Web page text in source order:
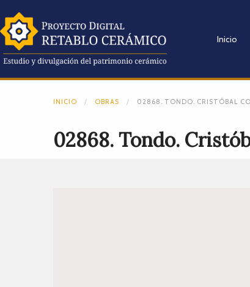
Inicio
INICIO OBRAS 02868. TONDO. CRISTÓBAL
02868. Tondo.